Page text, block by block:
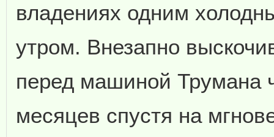
владениях одним
утром. Внезапно
перед машиной Трумана
месяцев спустя на